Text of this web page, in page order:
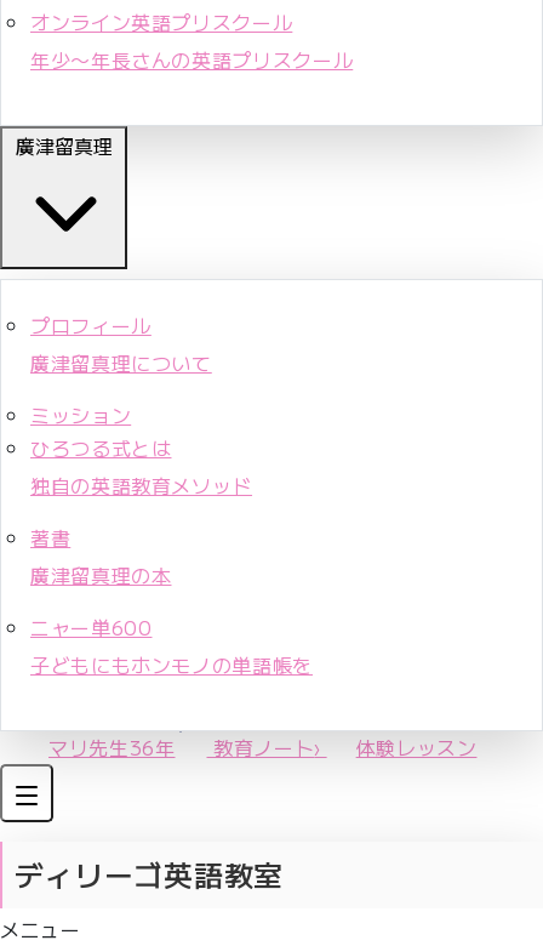
オンライン英語プリスクール
年少〜年長さんの英語プリスクール
廣津留真理
プロフィール
廣津留真理について
ミッション
ひろつる式とは
独自の英語教育メソッド
著書
廣津留真理の本
ニャー単600
子どもにもホンモノの単語帳を
マリ先生36年 教育ノート› 体験レッスン
ディリーゴ英語教室
メニュー